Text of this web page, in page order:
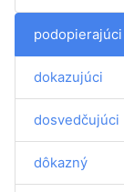
podopierajúci
dokazujúci
dosvedčujúci
dôkazný